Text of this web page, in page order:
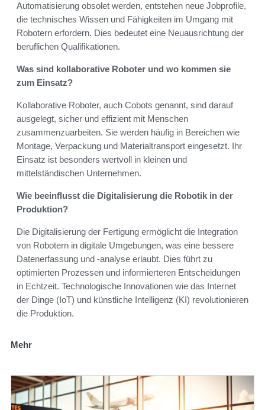
Automatisierung obsolet werden, entstehen neue Jobprofile,
die technisches Wissen und Fähigkeiten im Umgang mit
Robotern erfordern. Dies bedeutet eine Neuausrichtung der
beruflichen Qualifikationen.
Was sind kollaborative Roboter und wo kommen sie
zum Einsatz?
Kollaborative Roboter, auch Cobots genannt, sind darauf
ausgelegt, sicher und effizient mit Menschen
zusammenzuarbeiten. Sie werden häufig in Bereichen wie
Montage, Verpackung und Materialtransport eingesetzt. Ihr
Einsatz ist besonders wertvoll in kleinen und
mittelständischen Unternehmen.
Wie beeinflusst die Digitalisierung die Robotik in der
Produktion?
Die Digitalisierung der Fertigung ermöglicht die Integration
von Robotern in digitale Umgebungen, was eine bessere
Datenerfassung und -analyse erlaubt. Dies führt zu
optimierten Prozessen und informierteren Entscheidungen
in Echtzeit. Technologische Innovationen wie das Internet
der Dinge (IoT) und künstliche Intelligenz (KI) revolutionieren
die Produktion.
Mehr